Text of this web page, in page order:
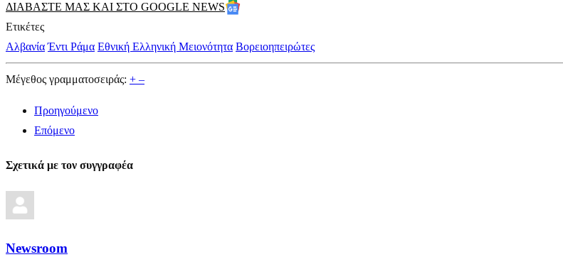
ΔΙΑΒΑΣΤΕ ΜΑΣ ΚΑΙ ΣΤΟ GOOGLE NEWS
Ετικέτες
Αλβανία Έντι Ράμα Εθνική Ελληνική Μειονότητα Βορειοηπειρώτες
Μέγεθος γραμματοσειράς: + –
Προηγούμενο
Επόμενο
Σχετικά με τον συγγραφέα
Newsroom